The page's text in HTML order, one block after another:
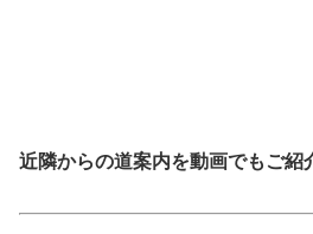
近隣からの道案内を動画でもご紹